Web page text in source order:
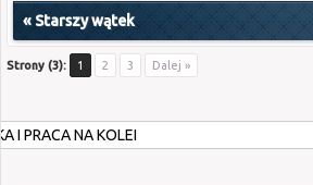
« Starszy wątek
Strony (3): 1 2 3 Dalej »